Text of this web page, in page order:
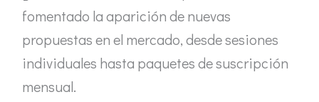
fomentado la aparición de nuevas
propuestas en el mercado, desde sesiones
individuales hasta paquetes de suscripción
mensual.